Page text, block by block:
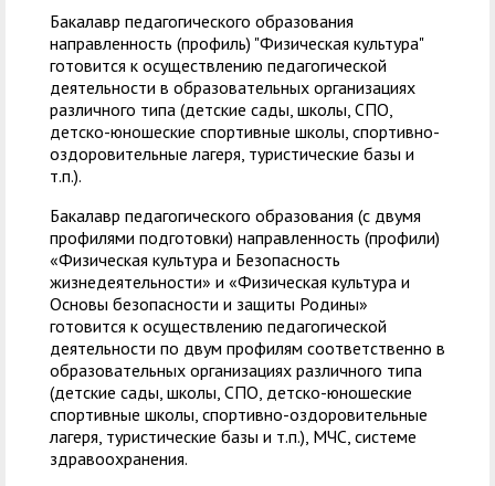
Бакалавр педагогического образования
направленность (профиль) "Физическая культура"
готовится к осуществлению педагогической
деятельности в образовательных организациях
различного типа (детские сады, школы, СПО,
детско-юношеские спортивные школы, спортивно-
оздоровительные лагеря, туристические базы и
т.п.).
Бакалавр педагогического образования (с двумя
профилями подготовки) направленность (профили)
«Физическая культура и Безопасность
жизнедеятельности» и «Физическая культура и
Основы безопасности и защиты Родины»
готовится к осуществлению педагогической
деятельности по двум профилям соответственно в
образовательных организациях различного типа
(детские сады, школы, СПО, детско-юношеские
спортивные школы, спортивно-оздоровительные
лагеря, туристические базы и т.п.), МЧС, системе
здравоохранения.